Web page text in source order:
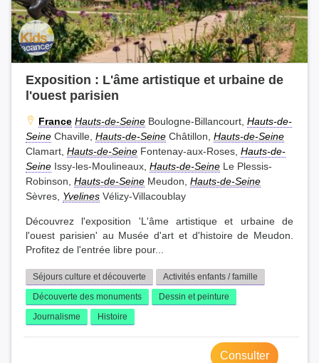
Exposition : L'âme artistique et urbaine de
l'ouest parisien
France Hauts-de-Seine Boulogne-Billancourt, Hauts-de-
Seine Chaville, Hauts-de-Seine Châtillon, Hauts-de-Seine
Clamart, Hauts-de-Seine Fontenay-aux-Roses, Hauts-de-
Seine Issy-les-Moulineaux, Hauts-de-Seine Le Plessis-
Robinson, Hauts-de-Seine Meudon, Hauts-de-Seine
Sèvres, Yvelines Vélizy-Villacoublay
Découvrez l'exposition 'L'âme artistique et urbaine de
l'ouest parisien' au Musée d'art et d'histoire de Meudon.
Profitez de l'entrée libre pour...
Séjours culture et découverte
Activités enfants / famille
Découverte des monuments
Dessin et peinture
Journalisme
Histoire
Consulter